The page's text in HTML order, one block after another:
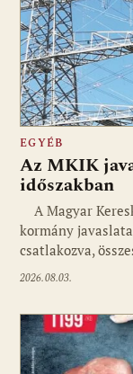
EGYÉB
Az MKIK
időszakban
A Magyar
kormány
csatlakozva,
2026.08.03.